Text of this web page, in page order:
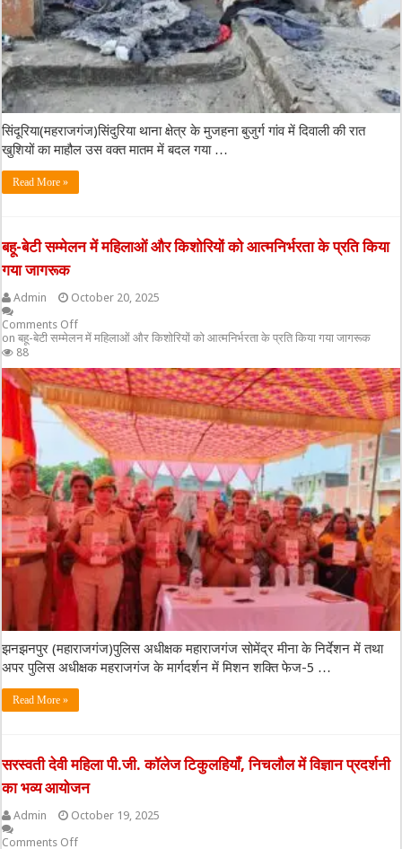
सिंदूरिया(महराजगंज)सिंदुरिया थाना क्षेत्र के मुजहना बुजुर्ग गांव में दिवाली की रात
खुशियों का माहौल उस वक्त मातम में बदल गया …
Read More »
बहू-बेटी सम्मेलन में महिलाओं और किशोरियों को आत्मनिर्भरता के प्रति किया
गया जागरूक
Admin
October 20, 2025
Comments Off
on बहू-बेटी सम्मेलन में महिलाओं और किशोरियों को आत्मनिर्भरता के प्रति किया गया जागरूक
88
झनझनपुर (महाराजगंज)पुलिस अधीक्षक महाराजगंज सोमेंद्र मीना के निर्देशन में तथा
अपर पुलिस अधीक्षक महराजगंज के मार्गदर्शन में मिशन शक्ति फेज-5 …
Read More »
सरस्वती देवी महिला पी.जी. कॉलेज टिकुलहियाँ, निचलौल में विज्ञान प्रदर्शनी
का भव्य आयोजन
Admin
October 19, 2025
Comments Off